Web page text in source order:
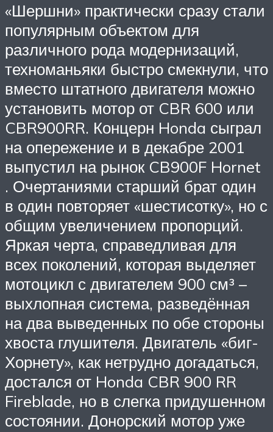
«Шершни» практически сразу стали
популярным объектом для
различного рода модернизаций,
техноманьяки быстро смекнули, что
вместо штатного двигателя можно
установить мотор от CBR 600 или
CBR900RR. Концерн Honda сыграл
на опережение и в декабре 2001
выпустил на рынок CB900F Hornet
. Очертаниями старший брат один
в один повторяет «шестисотку», но с
общим увеличением пропорций.
Яркая черта, справедливая для
всех поколений, которая выделяет
мотоцикл с двигателем 900 см³ –
выхлопная система, разведённая
на два выведенных по обе стороны
хвоста глушителя. Двигатель «биг-
Хорнету», как нетрудно догадаться,
достался от Honda CBR 900 RR
Fireblade, но в слегка придушенном
состоянии. Донорский мотор уже